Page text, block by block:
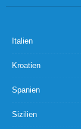
Italien
Kroatien
Spanien
Sizilien